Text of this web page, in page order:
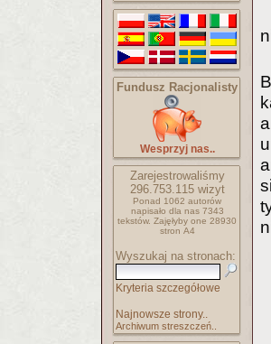
Fundusz Racjonalisty
Wesprzyj nas..
Zarejestrowaliśmy
296.753.115wizyt
Ponad 1062 autorów
napisało dla nas 7343
tekstów. Zajęłyby one 28930
stron A4
Wyszukaj na stronach:
Kryteria szczegółowe
Najnowsze strony..
Archiwum streszczeń..